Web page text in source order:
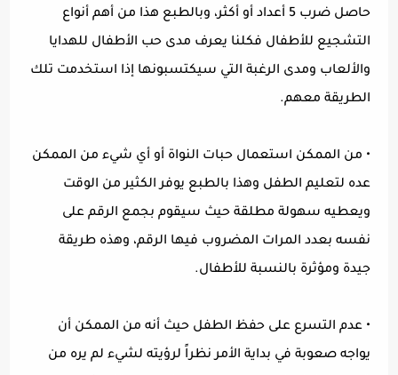
حاصل ضرب 5 أعداد أو أكثر، وبالطبع هذا من أهم أنواع
التشجيع للأطفال فكلنا يعرف مدى حب الأطفال للهدايا
والألعاب ومدى الرغبة التي سيكتسبونها إذا استخدمت تلك
الطريقة معهم.
• من الممكن استعمال حبات النواة أو أي شيء من الممكن
عده لتعليم الطفل وهذا بالطبع يوفر الكثير من الوقت
ويعطيه سهولة مطلقة حيث سيقوم بجمع الرقم على
نفسه بعدد المرات المضروب فيها الرقم، وهذه طريقة
جيدة ومؤثرة بالنسبة للأطفال.
• عدم التسرع على حفظ الطفل حيث أنه من الممكن أن
يواجه صعوبة في بداية الأمر نظراً لرؤيته لشيء لم يره من